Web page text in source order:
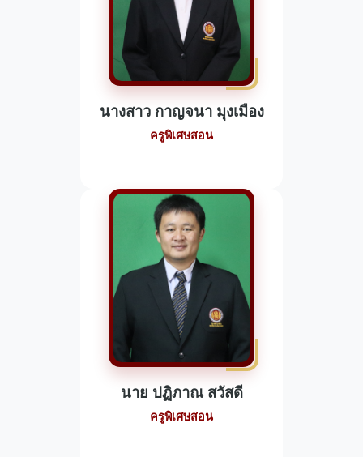
นางสาว กาญจนา มุงเมือง
ครูพิเศษสอน
นาย ปฏิภาณ สวัสดี
ครูพิเศษสอน